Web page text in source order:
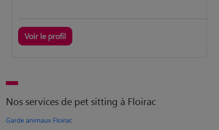
Voir le profil
Nos services de pet sitting à Floirac
Garde animaux Floirac